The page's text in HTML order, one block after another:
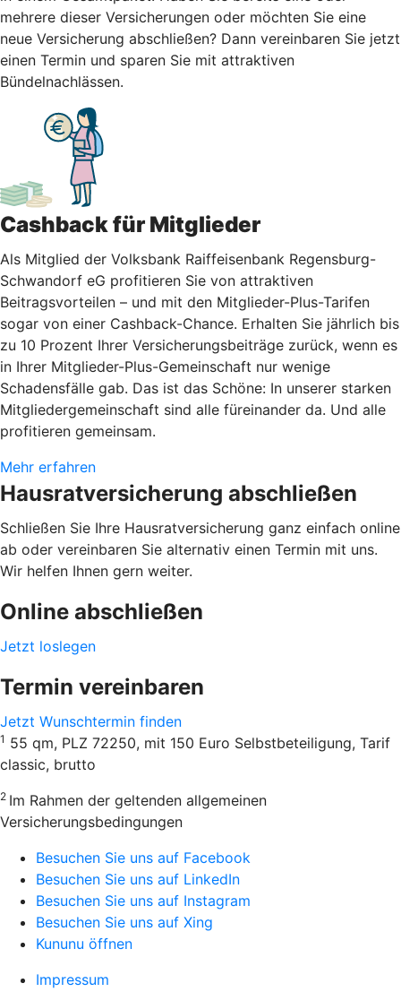
mehrere dieser Versicherungen oder möchten Sie eine
neue Versicherung abschließen? Dann vereinbaren Sie jetzt
einen Termin und sparen Sie mit attraktiven
Bündelnachlässen.
Cashback für Mitglieder
Als Mitglied der Volksbank Raiffeisenbank Regensburg-
Schwandorf eG profitieren Sie von attraktiven
Beitragsvorteilen – und mit den Mitglieder-Plus-Tarifen
sogar von einer Cashback-Chance. Erhalten Sie jährlich bis
zu 10 Prozent Ihrer Versicherungsbeiträge zurück, wenn es
in Ihrer Mitglieder-Plus-Gemeinschaft nur wenige
Schadensfälle gab. Das ist das Schöne: In unserer starken
Mitgliedergemeinschaft sind alle füreinander da. Und alle
profitieren gemeinsam.
Mehr erfahren
Hausratversicherung abschließen
Schließen Sie Ihre Hausratversicherung ganz einfach online
ab oder vereinbaren Sie alternativ einen Termin mit uns.
Wir helfen Ihnen gern weiter.
Online abschließen
Jetzt loslegen
Termin vereinbaren
Jetzt Wunschtermin finden
1 55 qm, PLZ 72250, mit 150 Euro Selbstbeteiligung, Tarif
classic, brutto
2 Im Rahmen der geltenden allgemeinen
Versicherungsbedingungen
Besuchen Sie uns auf Facebook
Besuchen Sie uns auf LinkedIn
Besuchen Sie uns auf Instagram
Besuchen Sie uns auf Xing
Kununu öffnen
Impressum